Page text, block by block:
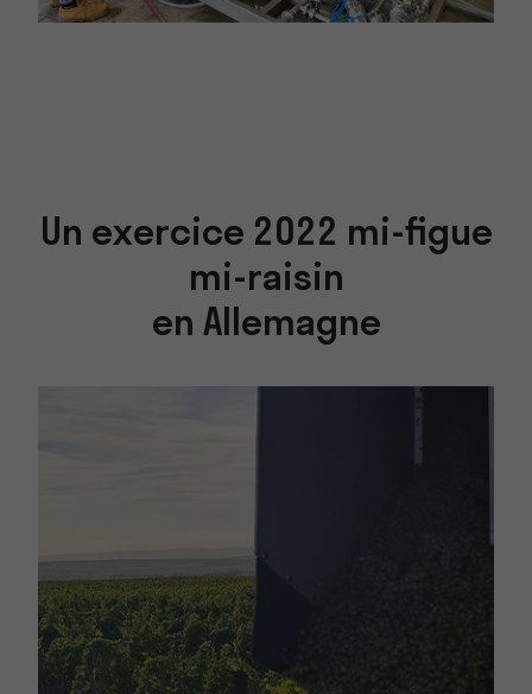
Un exercice 2022 mi-figue
mi-raisin
en Allemagne